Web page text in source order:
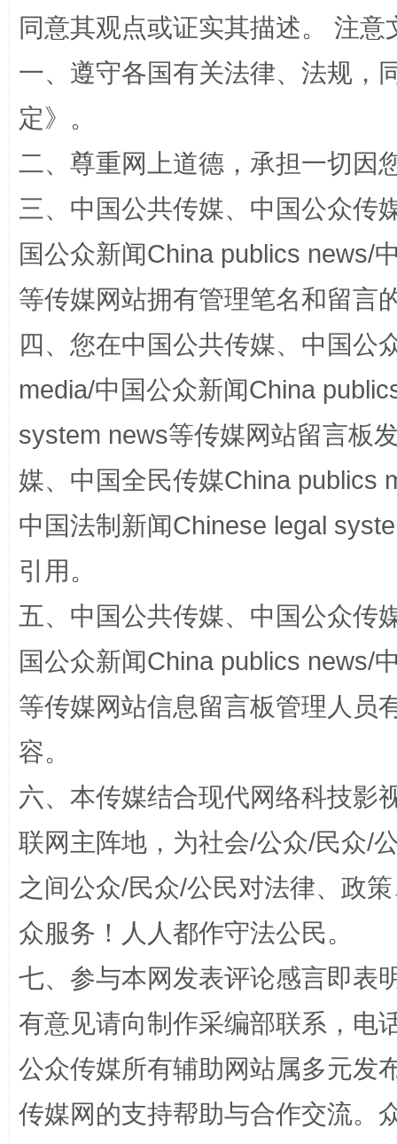
扯下公款旅游的“隐身衣” 如何以
完善运行机制助力责任有效落实
公平竞争审查“十大案例”出炉！ 一纸欠
同意其观点或证实其描述。 注
一、遵守各国有关法律、法规，
定》。
二、尊重网上道德，承担一切因
三、中国公共传媒、中国公众传
国公众新闻China publics news/
等传媒网站拥有管理笔名和留言
四、您在中国公共传媒、中国公
media/中国公众新闻China
system news等传媒网站留言板
媒、中国全民传媒China publics
中国法制新闻Chinese legal
引用。
五、中国公共传媒、中国公众传
国公众新闻China publics news/
等传媒网站信息留言板管理人员
容。
六、本传媒结合现代网络科技影
联网主阵地，为社会/公众/民众/
之间公众/民众/公民对法律、政
众服务！人人都作守法公民。
七、参与本网发表评论感言即表
有意见请向制作采编部联系，电
公众传媒所有辅助网站属多元发
传媒网的支持帮助与合作交流。